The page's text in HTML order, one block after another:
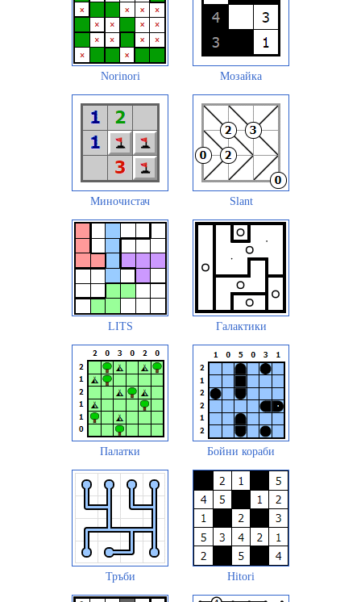
Norinori Мозайка
Миночистач Slant
LITS Галактики
Палатки Бойни кораби
Тръби Hitori